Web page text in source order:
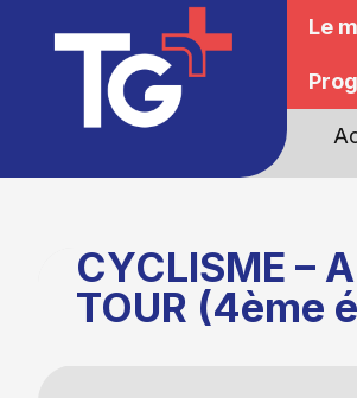
Le
CYCLISME –
TOUR (4ème